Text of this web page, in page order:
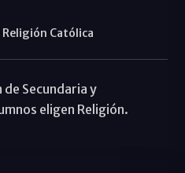
Religión Católica
de Secundaria y
eligen Religión.